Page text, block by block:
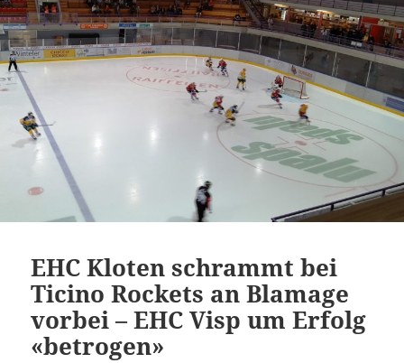
EHC Kloten schrammt bei
Ticino Rockets an Blamage
vorbei – EHC Visp um Erfolg
«betrogen»